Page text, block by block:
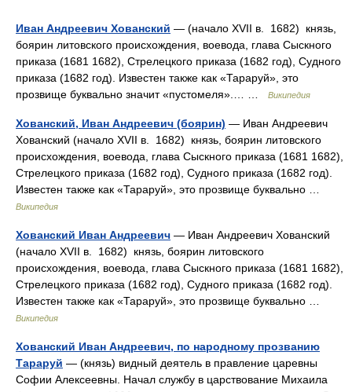
Иван Андреевич Хованский — (начало XVII в. 1682) князь,
боярин литовского происхождения, воевода, глава Сыскного
приказа (1681 1682), Стрелецкого приказа (1682 год), Судного
приказа (1682 год). Известен также как «Тараруй», это
прозвище буквально значит «пустомеля».… …
Википедия
Хованский, Иван Андреевич (боярин) — Иван Андреевич
Хованский (начало XVII в. 1682) князь, боярин литовского
происхождения, воевода, глава Сыскного приказа (1681 1682),
Стрелецкого приказа (1682 год), Судного приказа (1682 год).
Известен также как «Тараруй», это прозвище буквально …
Википедия
Хованский Иван Андреевич — Иван Андреевич Хованский
(начало XVII в. 1682) князь, боярин литовского
происхождения, воевода, глава Сыскного приказа (1681 1682),
Стрелецкого приказа (1682 год), Судного приказа (1682 год).
Известен также как «Тараруй», это прозвище буквально …
Википедия
Хованский Иван Андреевич, по народному прозванию
Тараруй — (князь) видный деятель в правление царевны
Софии Алексеевны. Начал службу в царствование Михаила